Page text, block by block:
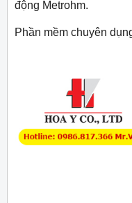
động Metrohm.
Phần mềm chuyên